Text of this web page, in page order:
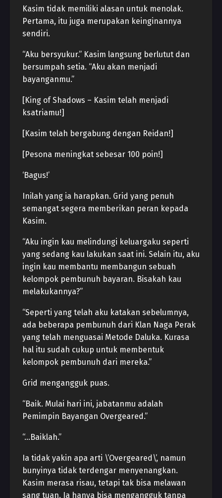
Kasim tidak memiliki alasan untuk menolak.
Pertama, itu juga merupakan keinginannya
sendiri.
“Aku bersyukur.” Kasim langsung berlutut dan
bersumpah setia. “Aku akan menjadi
bayanganmu.”
[King of Shadows – Kasim telah menjadi
ksatriamu!]
[Kasim telah bergabung dengan Reidan!]
[Pesona meningkat sebesar 100 poin!]
‘Bagus!’
Inilah yang ia harapkan. Grid yang penuh
semangat segera memberikan peran kepada
Kasim.
“Aku ingin kau melindungi keluargaku seperti
yang sedang kau lakukan saat ini. Selain itu, aku
ingin kau membantu membangun sebuah
kelompok pembunuh bayaran. Bisakah kau
melakukannya?”
“Seperti yang telah aku katakan sebelumnya,
ada beberapa pembunuh dari Klan Naga Perak
yang telah menguasai Metode Daluka. Kurasa
hal itu sudah cukup untuk membentuk
kelompok pembunuh dari mereka.”
Grid mengangguk puas.
“Baik. Mulai hari ini, jabatanmu adalah
Pemimpin Bayangan Overgeared.”
“…Baiklah.”
Ia tidak yakin apa arti \’Overgeared\’, namun
bunyinya tidak terdengar menyenangkan.
Kasim merasa risau, tetapi tak bisa melawan
sang tuan. Ia hanya bisa mengangguk tanpa